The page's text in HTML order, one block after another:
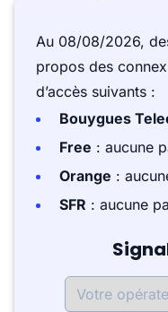
Au 08/08/2026,
propos des
d’accès suivants :
Bouygues
Free : aucune
Orange :
SFR : aucune